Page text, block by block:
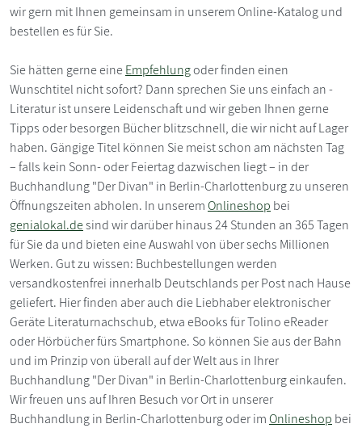
wir gern mit Ihnen gemeinsam in unserem Online-Katalog und
bestellen es für Sie.
Sie hätten gerne eineEmpfehlungoder finden einen
Wunschtitel nicht sofort? Dann sprechen Sie uns einfach an -
Literatur ist unsere Leidenschaft und wir geben Ihnen gerne
Tipps oder besorgen Bücher blitzschnell, die wir nicht auf Lager
haben. Gängige Titel können Sie meist schon am nächsten Tag
– falls kein Sonn- oder Feiertag dazwischen liegt – in der
Buchhandlung "Der Divan" in Berlin-Charlottenburg zu unseren
Öffnungszeiten abholen. In unseremOnlineshop bei
genialokal.desind wir darüber hinaus 24 Stunden an 365 Tagen
für Sie da und bieten eine Auswahl von über sechs Millionen
Werken. Gut zu wissen: Buchbestellungen werden
versandkostenfrei innerhalb Deutschlands per Post nach Hause
geliefert. Hier finden aber auch die Liebhaber elektronischer
Geräte Literaturnachschub, etwa eBooks für Tolino eReader
oder Hörbücher fürs Smartphone. So können Sie aus der Bahn
und im Prinzip von überall auf der Welt aus in Ihrer
Buchhandlung "Der Divan" in Berlin-Charlottenburg einkaufen.
Wir freuen uns auf Ihren Besuch vor Ort in unserer
Buchhandlung in Berlin-Charlottenburg oder imOnlineshop bei